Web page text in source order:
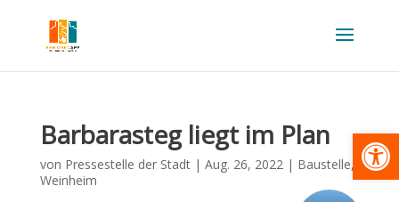
Barbarasteg liegt im Plan
von Pressestelle der Stadt| Aug. 26, 2022| Baustelle,
Weinheim